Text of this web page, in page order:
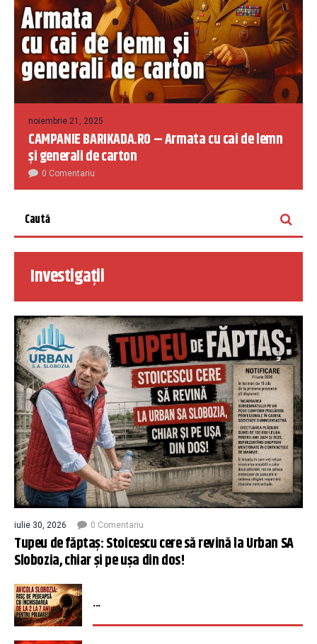
noiembrie 21, 2025
CAMPANIE BARIKADA.RO – Armata cu cai de lemn
și generali de carton
0 Comentariu
Investigații
iulie 30, 2026 0 Comentariu
Tupeu de făptaș: Stoicescu cere să revină la Urban SA
Slobozia, chiar și pe ușa din dos!
...